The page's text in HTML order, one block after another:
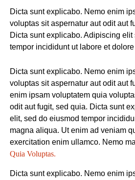
Dicta sunt explicabo. Nemo enim
voluptas sit aspernatur aut odit aut
Dicta sunt explicabo. Adipiscing elit
tempor incididunt ut labore et
Dicta sunt explicabo. Nemo enim
voluptas sit aspernatur aut odit aut
enim ipsam voluptatem quia
odit aut fugit, sed quia. Dicta sunt
elit, sed do eiusmod tempor
magna aliqua. Ut enim ad veniam
exercitation enim ullamco. Nemo
Quia Voluptas.
Dicta sunt explicabo. Nemo enim